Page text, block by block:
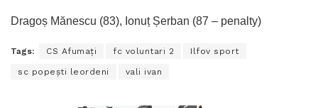
Dragoș Mănescu (83), Ionuț Șerban (87 – penalty)
Tags: CS Afumaţi fc voluntari 2 Ilfov sport
sc popeşti leordeni vali ivan